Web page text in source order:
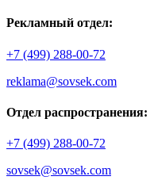
Рекламный отдел:
+7 (499) 288-00-72
reklama@sovsek.com
Отдел распространения:
+7 (499) 288-00-72
sovsek@sovsek.com